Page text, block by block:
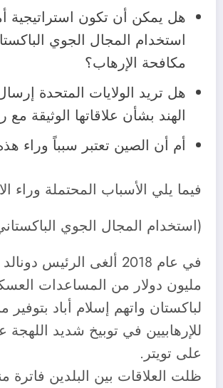
هل يمكن أن تكون استراتيجية
استخدام المجال الجوي
مكافحة الإرهاب؟
هل تريد الولايات المتحدة
الهند بشأن علاقاتها الوثيقة مع
أم أن الصين تعتبر سبباً وراء
فيما يلي الأسباب المحتملة وراء
(استخدام المجال الجوي
مليون دولار من المساعدات
لباكستان واتهم إسلام أباد بتوفير
للإرهابيين في توبيخ شديد اللهجة
على تويتر.
ظلت العلاقات بين البلدين فاترة